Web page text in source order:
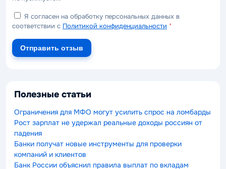
Я согласен на обработку персональных данных в
соответствии с Политикой конфиденциальности *
Отправить отзыв
Полезные статьи
Ограничения для МФО могут усилить спрос на ломбарды
Рост зарплат не удержал реальные доходы россиян от
падения
Банки получат новые инструменты для проверки
компаний и клиентов
Банк России объяснил правила выплат по вкладам